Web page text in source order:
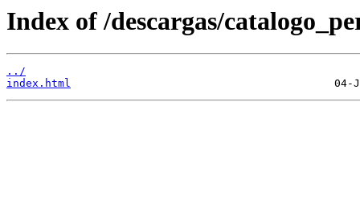
Index of /descargas/
../
index.html